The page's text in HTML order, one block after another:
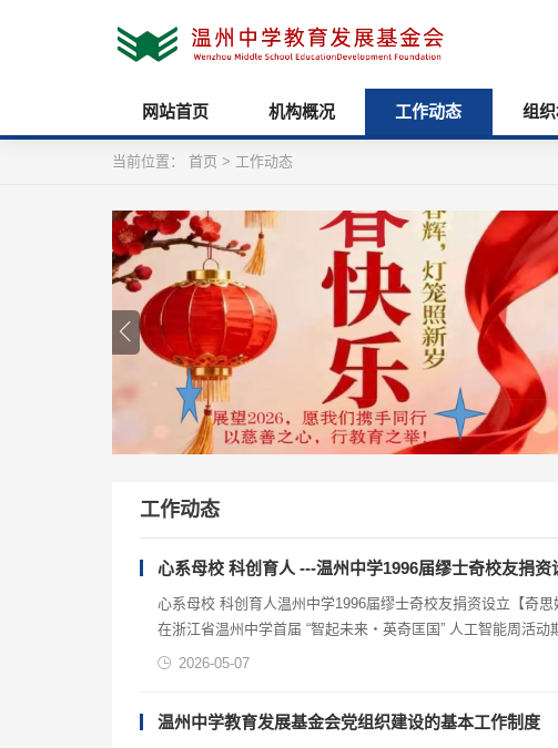
网站首页 机构概况 工作动态 组
当前位置： 首页 > 工作动态
工作动态
心系母校 科创育人 ---温州中学1996届缪士奇校友捐
心系母校 科创育人温州中学1996届缪士奇校友捐资设立【奇思妙想奖} 为深耕智能时代拔尖创新人才培养，激发学子科创探索热情，
在浙江省温州中学首届 “智起未来・英奇匡国” 人工智能周活动
2026-05-07
温州中学教育发展基金会党组织建设的基本工作制度